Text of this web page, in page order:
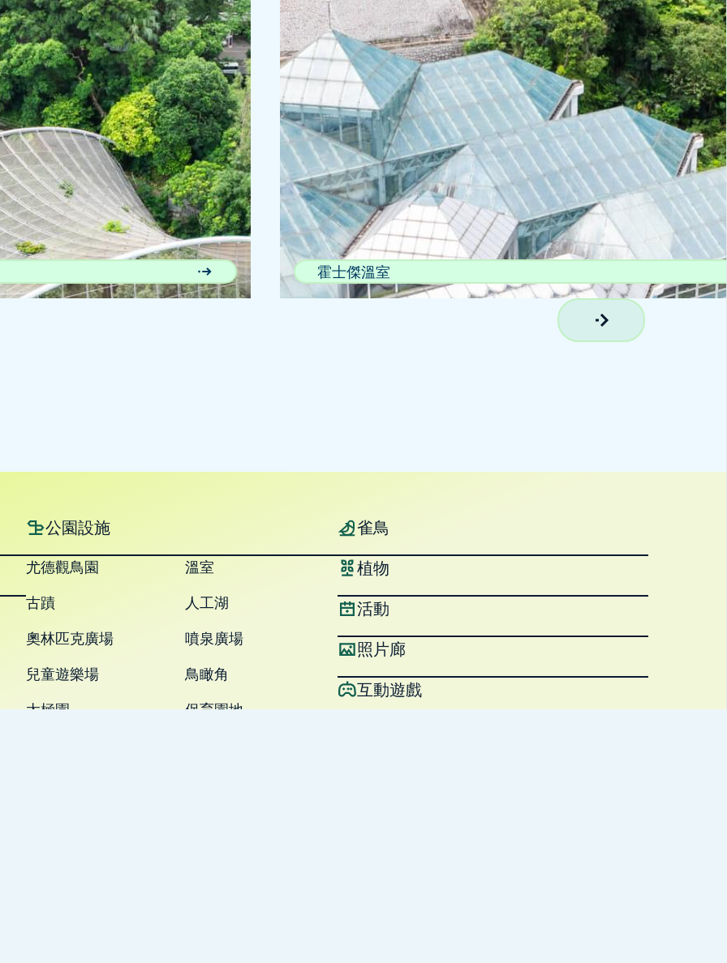
霍士傑溫室
公園設施
尤德觀鳥園
溫室
古蹟
人工湖
奧林匹克廣場
噴泉廣場
兒童遊樂場
鳥瞰角
太極園
保育園地
雀鳥
植物
活動
照片廊
互動遊戲